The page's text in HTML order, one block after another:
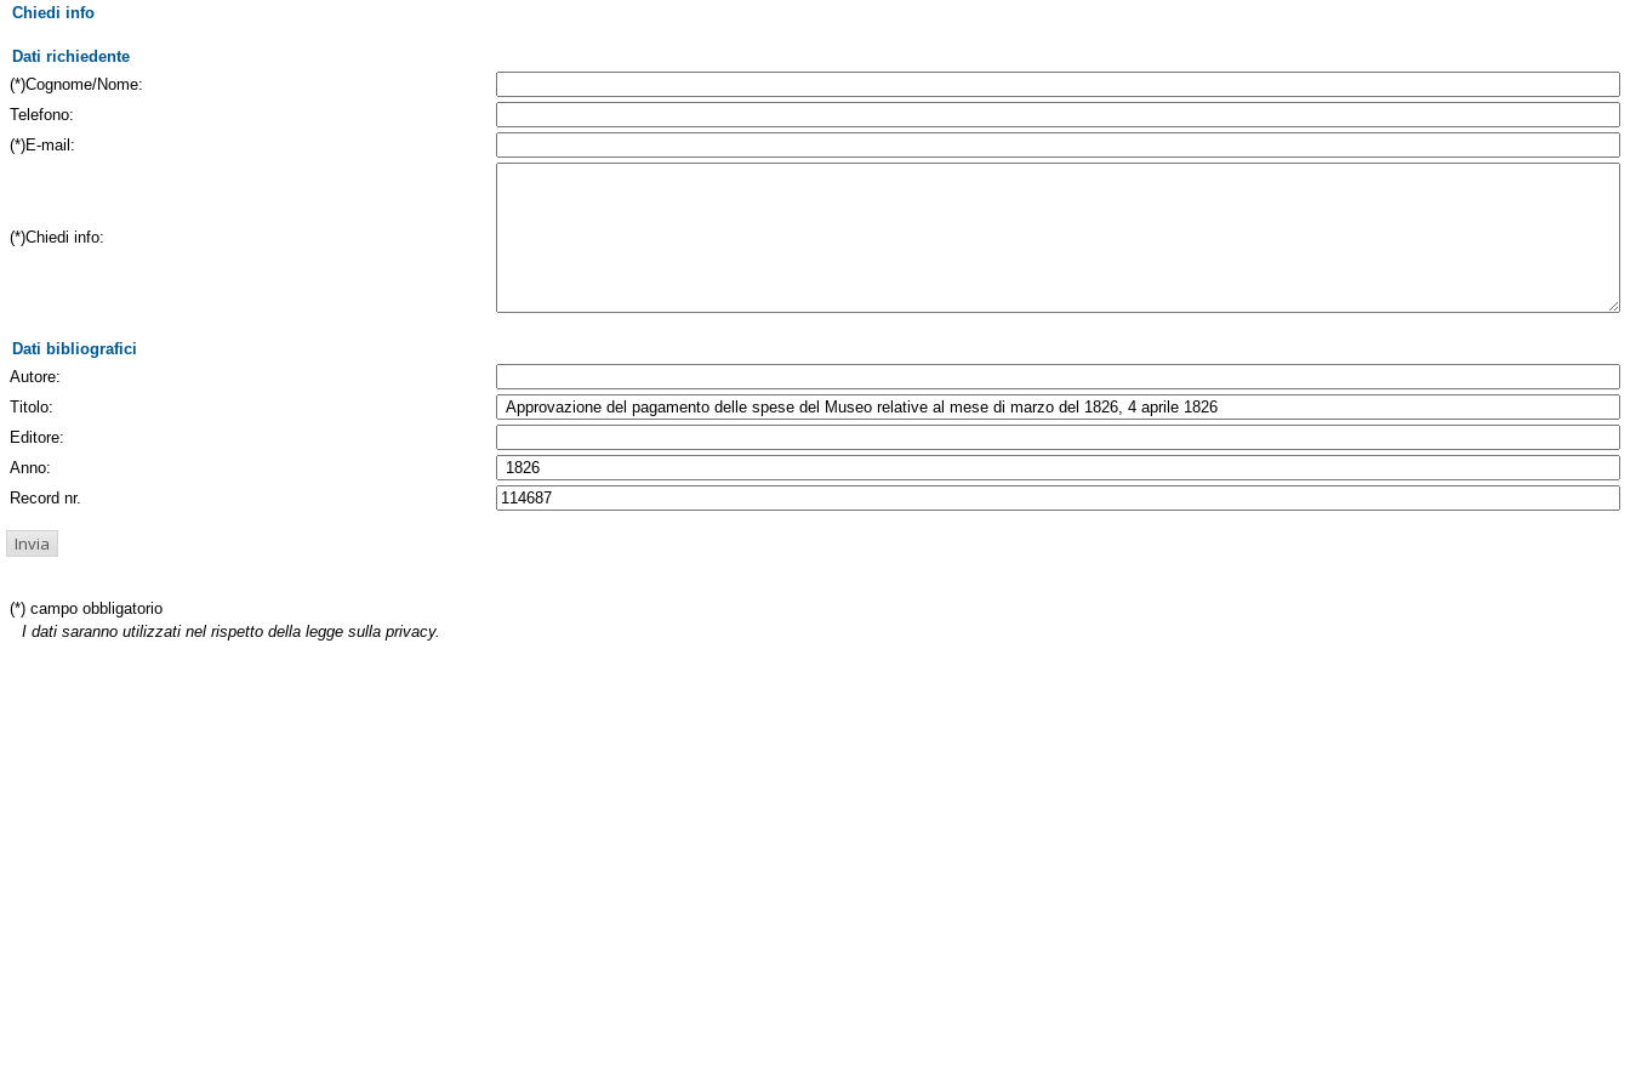
Chiedi info
Dati richiedente
(*)Cognome/Nome:
Telefono:
(*)E-mail:
(*)Chiedi info:
Dati bibliografici
Autore:
Titolo:
Editore:
Anno:
Record nr.
(*) campo obbligatorio
I dati saranno utilizzati nel rispetto della legge sulla privacy.